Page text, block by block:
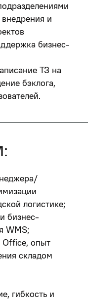
и
бизнес-
ТЗ на
бэклога,
логистике;
бизнес-
WMS;
Office, опыт
складом
гибкость и